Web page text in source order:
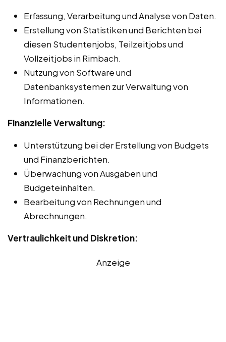
Erfassung, Verarbeitung und Analyse von Daten.
Erstellung von Statistiken und Berichten bei
diesen Studentenjobs, Teilzeitjobs und
Vollzeitjobs in Rimbach.
Nutzung von Software und
Datenbanksystemen zur Verwaltung von
Informationen.
Finanzielle Verwaltung:
Unterstützung bei der Erstellung von Budgets
und Finanzberichten.
Überwachung von Ausgaben und
Budgeteinhalten.
Bearbeitung von Rechnungen und
Abrechnungen.
Vertraulichkeit und Diskretion:
Anzeige